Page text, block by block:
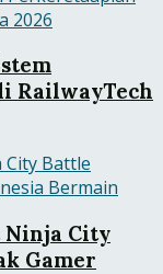
RailwayTech
Ninja City
Gamer